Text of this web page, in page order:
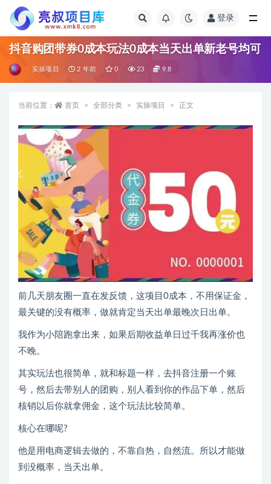
登录
抖音购团带券0成本玩法0成本当天出单新老号均可
实操项目 2 年前 0 23 9.8
当前位置： 首页 全部分类 实操项目 正文
前几天朋友圈一直在发反馈，这项目0成本，不用保证金，
最关键的没有概率，做就肯定当天出单最晚次日出单。
我作为小陪跑拿出来，如果后期收益单日过千我再涨价也
不晚。
其实玩法也很简单，就和标题一样，去抖音注册一个账
号，然后去带别人的团购，别人看到你的作品下单，然后
核销以后你就拿佣金，这个玩法比较简单。
核心在哪呢?
他是用电商逻辑去做的，不靠自热，自然流。所以才能做
到没概率，当天出单。